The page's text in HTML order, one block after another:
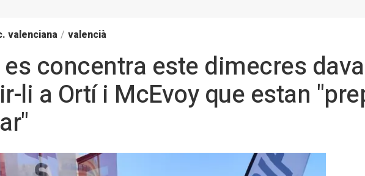
valenciana / valencià
es concentra este dimecres
li a Ortí i McEvoy que estan